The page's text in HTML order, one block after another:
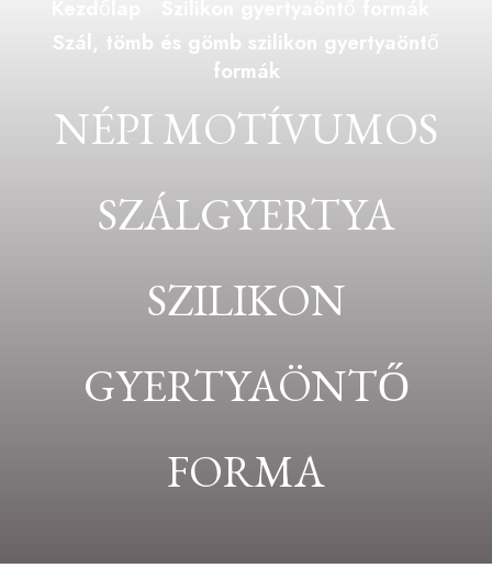
Szál, tömb és gömb szilikon gyertyaöntő
formák
NÉPI MOTÍVUMOS
SZÁLGYERTYA
SZILIKON
GYERTYAÖNTŐ
FORMA